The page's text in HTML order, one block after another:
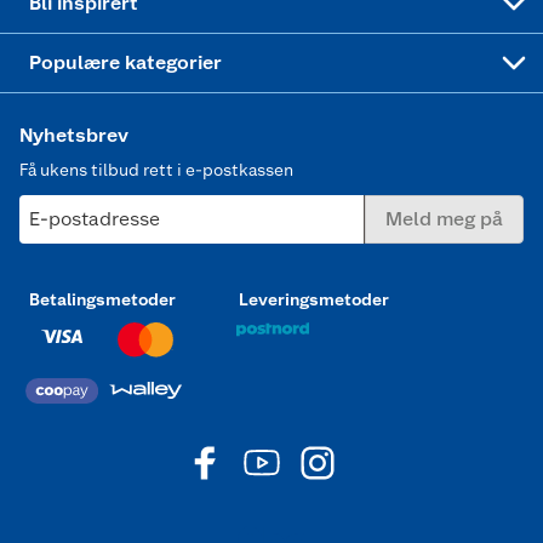
Populære kategorier
Nyhetsbrev
Få ukens tilbud rett i e-postkassen
E-postadresse Meld meg på
Betalingsmetoder Leveringsmetoder